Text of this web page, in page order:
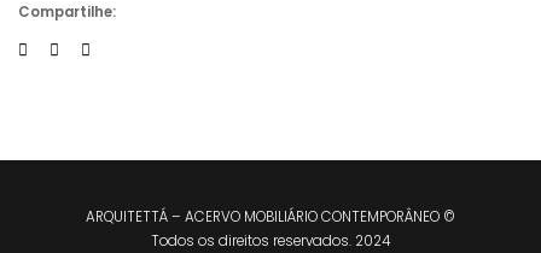
Compartilhe:
ARQUITETTÁ – ACERVO MOBILIÁRIO CONTEMPORÂNEO ©
Todos os direitos reservados. 2024